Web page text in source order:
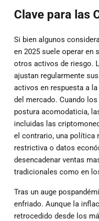
Clave para las
Si bien algunos
en 2025 suele operar en
otros activos de riesgo.
ajustan regularmente
activos en respuesta a
del mercado. Cuando
postura acomodaticia,
incluidas las
el contrario, una política
restrictiva o datos
desencadenar ventas
tradicionales como en
Tras un auge
enfriado. Aunque la
retrocedido desde los